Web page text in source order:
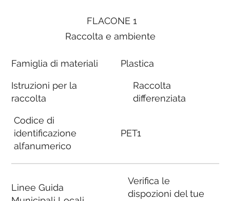
FLACONE 1
Raccolta e ambiente
Famiglia di materiali
Istruzioni per la
raccolta
Codice di
identificazione
alfanumerico
Linee Guida
Plastica
Raccolta
differenziata
PET1
Verifica le
dispozioni del tue